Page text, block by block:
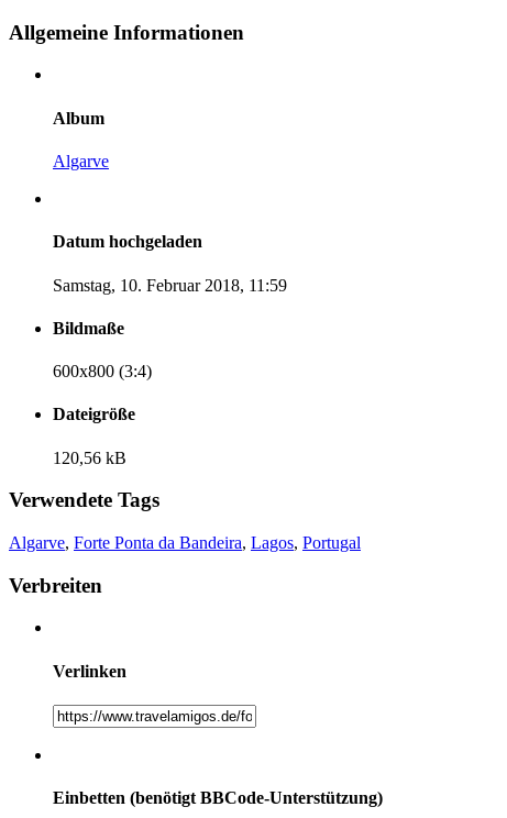
Allgemeine Informationen
Album
Algarve
Datum hochgeladen
Samstag, 10. Februar 2018, 11:59
Bildmaße
600x800 (3:4)
Dateigröße
120,56 kB
Verwendete Tags
Algarve, Forte Ponta da Bandeira, Lagos, Portugal
Verbreiten
Verlinken
Einbetten (benötigt BBCode-Unterstützung)